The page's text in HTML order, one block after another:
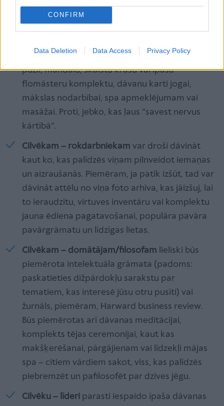
CONFIRM
Data Deletion Data Access Privacy Policy
kas ļaus viņam “būt vienatnē ar sevi”.
var uzdāvināt jogas paklājiņu vai masāžas rullīti,
puzli, mandalu, skaistu krāsu vai īpašu
flomāsteru komplektu, dāvanu karti jogai,
mākslas nodarbībai, spa apmeklējumam vai
masāžai. Proti, jebko, kas ļaus “savest nervus
kārtībā”.
Cilvēkam – rokdarbniekam var droši dāvināt
kaut ko, kas palīdzēs viņam pilnveidot iemaņas
un aizraušanās. Piemēram, ja patīk izšūt, tad var
dāvināt attēlu no viņa foto arhīva, kas jāizšuj, lai
to ieraudzītu, virtuves inventāru vai komplektu
jauna ēdiena pagatavošanai, populāra pavāra
pavārgrāmatu un līdzīgas lietas.
Cilvēkam – domātājam/filosofam lieliski būs
piemērota intelektuāla grāmata (padoms:
paskatieties dižpārdokļu sarakstu par
tematiem, kas interesē jūsu otru pusīti) vai
žurnāls, piemēram, Harward business review.
Būs piemērotas arī dāvanas meditācijai,
komplekts tējas ceremonijai, kaut kas
makšķerēšanai, pārgājienam vai līdzekļi mājas
spa – citiem vārdiem sakot, viss, kas palīdzēs
piebremzēt un pafilosofēt par dzīves jēgu.
Cilvēku – līderi parasti iespaido īpaša dāvanas